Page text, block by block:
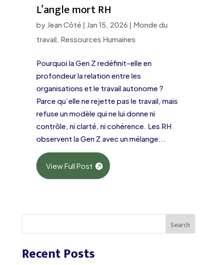
L’angle mort RH
by Jean Côté | Jan 15, 2026 | Monde du
travail, Ressources Humaines
Pourquoi la Gen Z redéfinit-elle en
profondeur la relation entre les
organisations et le travail autonome ?
Parce qu’elle ne rejette pas le travail, mais
refuse un modèle qui ne lui donne ni
contrôle, ni clarté, ni cohérence. Les RH
observent la Gen Z avec un mélange...
View Full Post
Search
Recent Posts